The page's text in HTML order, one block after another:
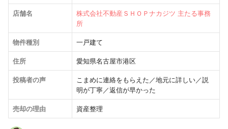
店舗名
株式会社不動産ＳＨＯＰナカジツ 主たる事務
所
物件種別 一戸建て
住所 愛知県名古屋市港区
投稿者の声
こまめに連絡をもらえた／地元に詳しい／説
明が丁寧／返信が早かった
売却の理由 資産整理